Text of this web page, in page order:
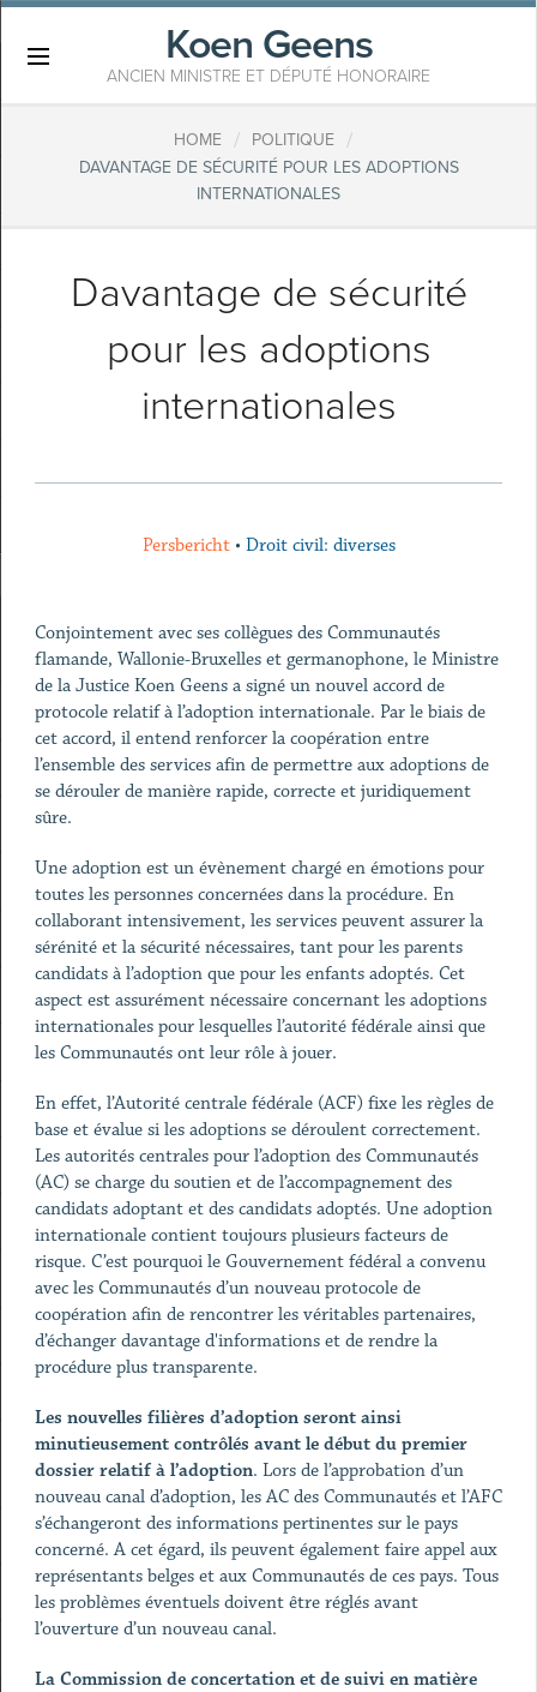
Koen Geens
ANCIEN MINISTRE ET DÉPUTÉ HONORAIRE
HOME / POLITIQUE /
DAVANTAGE DE SÉCURITÉ POUR LES ADOPTIONS
INTERNATIONALES
Davantage de sécurité
pour les adoptions
internationales
Persbericht • Droit civil: diverses
Conjointement avec ses collègues des Communautés
flamande, Wallonie-Bruxelles et germanophone, le Ministre
de la Justice Koen Geens a signé un nouvel accord de
protocole relatif à l’adoption internationale. Par le biais de
cet accord, il entend renforcer la coopération entre
l’ensemble des services afin de permettre aux adoptions de
se dérouler de manière rapide, correcte et juridiquement
sûre.
Une adoption est un évènement chargé en émotions pour
toutes les personnes concernées dans la procédure. En
collaborant intensivement, les services peuvent assurer la
sérénité et la sécurité nécessaires, tant pour les parents
candidats à l’adoption que pour les enfants adoptés. Cet
aspect est assurément nécessaire concernant les adoptions
internationales pour lesquelles l’autorité fédérale ainsi que
les Communautés ont leur rôle à jouer.
En effet, l’Autorité centrale fédérale (ACF) fixe les règles de
base et évalue si les adoptions se déroulent correctement.
Les autorités centrales pour l’adoption des Communautés
(AC) se charge du soutien et de l’accompagnement des
candidats adoptant et des candidats adoptés. Une adoption
internationale contient toujours plusieurs facteurs de
risque. C’est pourquoi le Gouvernement fédéral a convenu
avec les Communautés d’un nouveau protocole de
coopération afin de rencontrer les véritables partenaires,
d’échanger davantage d'informations et de rendre la
procédure plus transparente.
Les nouvelles filières d’adoption seront ainsi
minutieusement contrôlés avant le début du premier
dossier relatif à l’adoption. Lors de l’approbation d’un
nouveau canal d’adoption, les AC des Communautés et l’AFC
s’échangeront des informations pertinentes sur le pays
concerné. A cet égard, ils peuvent également faire appel aux
représentants belges et aux Communautés de ces pays. Tous
les problèmes éventuels doivent être réglés avant
l’ouverture d’un nouveau canal.
La Commission de concertation et de suivi en matière